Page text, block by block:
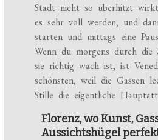
Stadt nicht so überhitzt
es sehr voll werden, und
starten und mittags eine
Wenn du morgens durch die
sie richtig wach ist, ist
schönsten, weil die Gassen
Stille die eigentliche
Florenz, wo Kunst,
Aussichtshügel